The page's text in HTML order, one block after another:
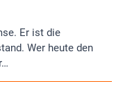
Er ist die
Wer heute den